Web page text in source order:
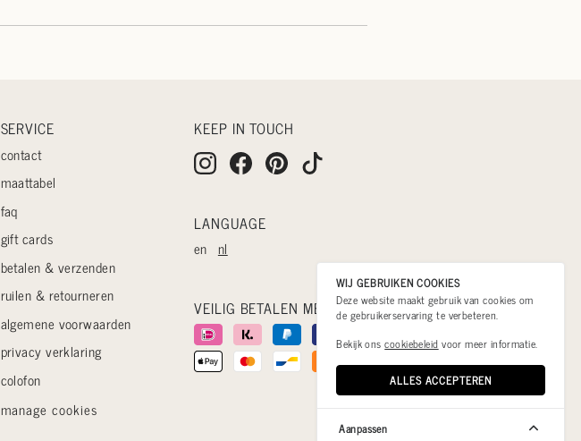
SERVICE
contact
maattabel
faq
gift cards
betalen & verzenden
ruilen & retourneren
algemene voorwaarden
privacy verklaring
colofon
manage cookies
KEEP IN TOUCH
LANGUAGE
en nl
VEILIG BETALEN MET
WIJ GEBRUIKEN COOKIES
Deze website maakt gebruik van cookies om
de gebruikerservaring te verbeteren.
Bekijk onscookiebeleid voor meer informatie.
ALLES ACCEPTEREN
Aanpassen